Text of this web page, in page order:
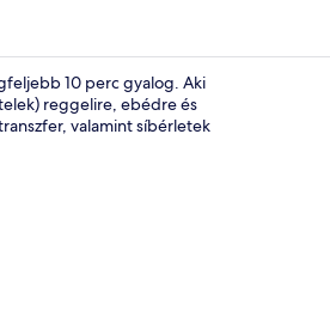
Superior szoba
10 perc gyalog. Aki
reggelire, ebédre és
valamint síbérletek